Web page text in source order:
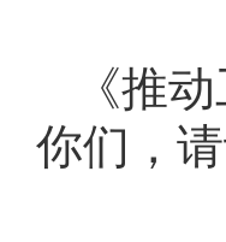
《推
你们，